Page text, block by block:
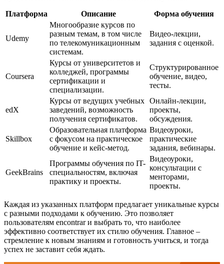
Платформа Описание Форма обучения
Udemy
Многообразие курсов по
разным темам, в том числе
по телекомуникационным
системам.
Видео-лекции,
задания с оценкой.
Coursera
Курсы от университетов и
колледжей, программы
сертификации и
специализации.
Структурированное
обучение, видео,
тесты.
edX
Курсы от ведущих учебных
заведений, возможность
получения сертификатов.
Онлайн-лекции,
проекты,
обсуждения.
Skillbox
Образовательная платформа
с фокусом на практическое
обучение и кейс-метод.
Видеоуроки,
практические
задания, вебинары.
GeekBrains
Программы обучения по IT-
специальностям, включая
практику и проекты.
Видеоуроки,
консультации с
менторами,
проекты.
Каждая из указанных платформ предлагает уникальные курсы
с разными подходами к обучению. Это позволяет
пользователям encontrar и выбрать то, что наиболее
эффективно соответствует их стилю обучения. Главное –
стремление к новым знаниям и готовность учиться, и тогда
успех не заставит себя ждать.